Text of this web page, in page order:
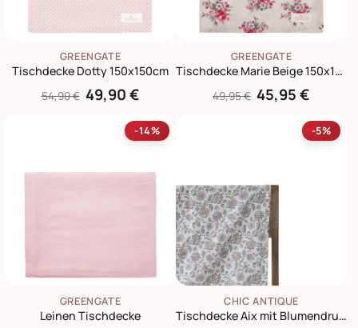
GREENGATE
Tischdecke Dotty 150x150cm
54,90 € 49,90 €
GREENGATE
Tischdecke Marie Beige 150x150cm
49,95 € 45,95 €
-14%
GREENGATE
Leinen Tischdecke
-5%
CHIC ANTIQUE
Tischdecke Aix mit Blumendruck